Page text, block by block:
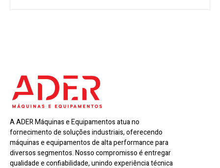
A ADER Máquinas e Equipamentos atua no
fornecimento de soluções industriais, oferecendo
máquinas e equipamentos de alta performance para
diversos segmentos. Nosso compromisso é entregar
qualidade e confiabilidade, unindo experiência técnica